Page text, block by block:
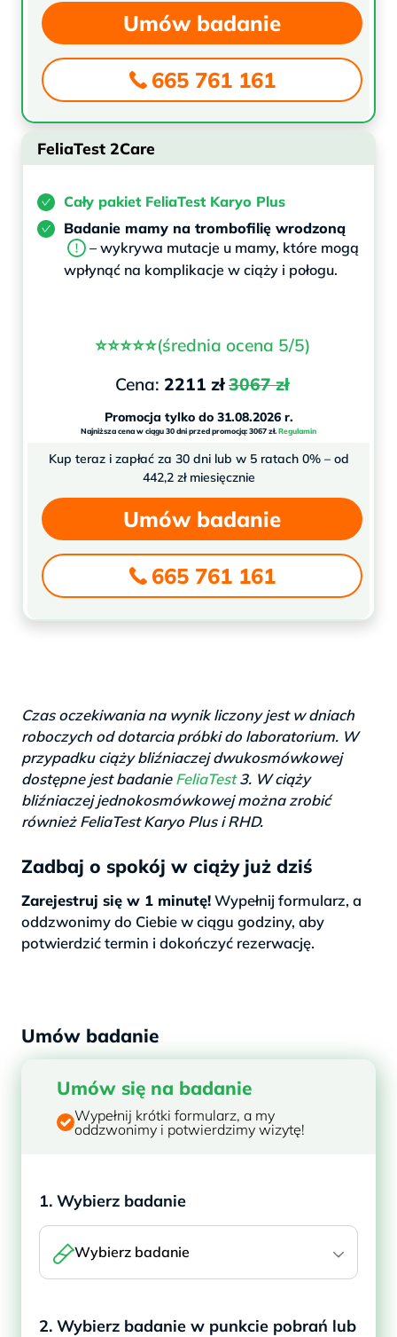
Umów badanie
665 761 161
FeliaTest 2Care
Cały pakiet FeliaTest Karyo Plus
Badanie mamy na trombofilię wrodzoną
– wykrywa mutacje u mamy, które mogą
wpłynąć na komplikacje w ciąży i połogu.
⭐⭐⭐⭐⭐(średnia ocena 5/5)
Cena: 2211 zł 3067 zł
Promocja tylko do 31.08.2026 r.
Najniższa cena w ciągu 30 dni przed promocją: 3067 zł.Regulamin
Kup teraz i zapłać za 30 dni lub w 5 ratach 0% – od
442,2 zł miesięcznie
Umów badanie
665 761 161
Czas oczekiwania na wynik liczony jest w dniach
roboczych od dotarcia próbki do laboratorium. W
przypadku ciąży bliźniaczej dwukosmówkowej
dostępne jest badanieFeliaTest3. W ciąży
bliźniaczej jednokosmówkowej można zrobić
również FeliaTest Karyo Plus i RHD.
Zadbaj o spokój w ciąży już dziś
Zarejestruj się w 1 minutę!Wypełnij formularz, a
oddzwonimy do Ciebie w ciągu godziny, aby
potwierdzić termin i dokończyć rezerwację.
Umów badanie
Umów się na badanie
Wypełnij krótki formularz, a my
oddzwonimy i potwierdzimy wizytę!
1. Wybierz badanie
Wybierz badanie
2. Wybierz badanie w punkcie pobrań lub